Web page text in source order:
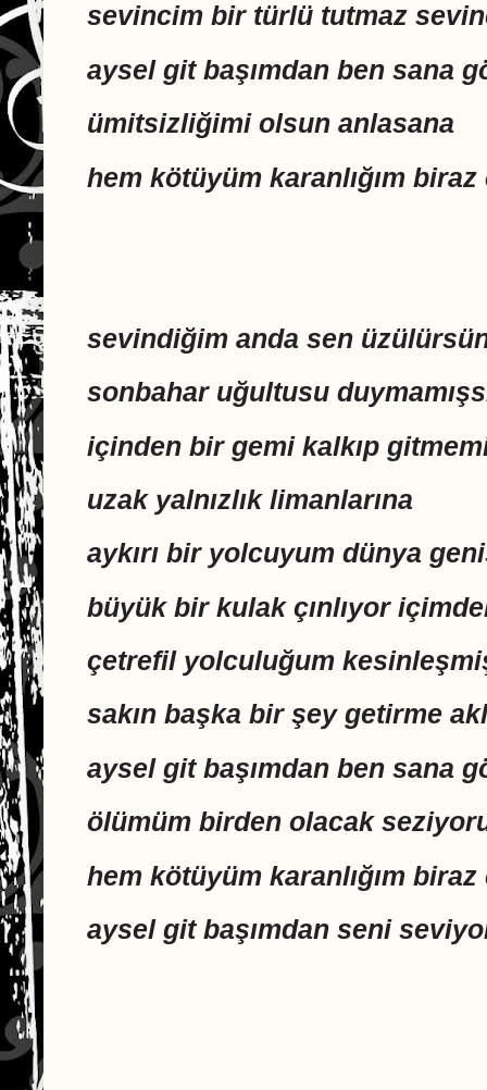
sevincim bir türlü tutmaz
aysel git başımdan ben sana
ümitsizliğimi olsun anlasana
hem kötüyüm karanlığım
sevindiğim anda sen
sonbahar uğultusu
içinden bir gemi kalkıp
uzak yalnızlık limanlarına
aykırı bir yolcuyum dünya
büyük bir kulak çınlıyor
çetrefil yolculuğum
sakın başka bir şey getirme
aysel git başımdan ben sana
ölümüm birden olacak
hem kötüyüm karanlığım
aysel git başımdan seni